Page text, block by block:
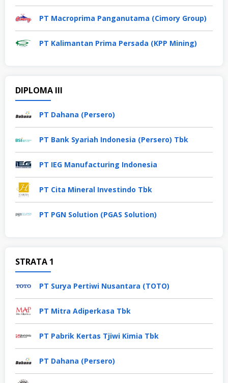
PT Macroprima Panganutama (Cimory Group)
PT Kalimantan Prima Persada (KPP Mining)
DIPLOMA III
PT Dahana (Persero)
PT Bank Syariah Indonesia (Persero) Tbk
PT IEG Manufacturing Indonesia
PT Cita Mineral Investindo Tbk
PT PGN Solution (PGAS Solution)
STRATA 1
PT Surya Pertiwi Nusantara (TOTO)
PT Mitra Adiperkasa Tbk
PT Pabrik Kertas Tjiwi Kimia Tbk
PT Dahana (Persero)